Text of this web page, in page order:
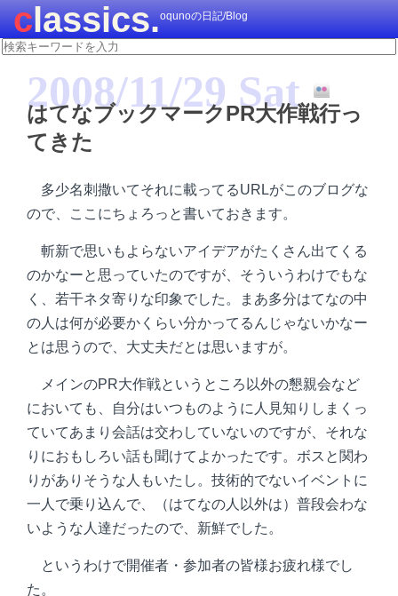
classics.oqunoの日記/Blog
2008/11/29 Sat
はてなブックマークPR大作戦行っ
てきた
多少名刺撒いてそれに載ってるURLがこのブログな
ので、ここにちょろっと書いておきます。
斬新で思いもよらないアイデアがたくさん出てくる
のかなーと思っていたのですが、そういうわけでもな
く、若干ネタ寄りな印象でした。まあ多分はてなの中
の人は何が必要かくらい分かってるんじゃないかなー
とは思うので、大丈夫だとは思いますが。
メインのPR大作戦というところ以外の懇親会など
においても、自分はいつものように人見知りしまくっ
ていてあまり会話は交わしていないのですが、それな
りにおもしろい話も聞けてよかったです。ボスと関わ
りがありそうな人もいたし。技術的でないイベントに
一人で乗り込んで、（はてなの人以外は）普段会わな
いような人達だったので、新鮮でした。
というわけで開催者・参加者の皆様お疲れ様でし
た。